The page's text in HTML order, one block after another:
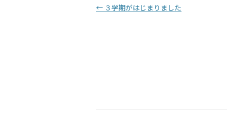
投稿ナビゲーション
← ３学期がはじまりました